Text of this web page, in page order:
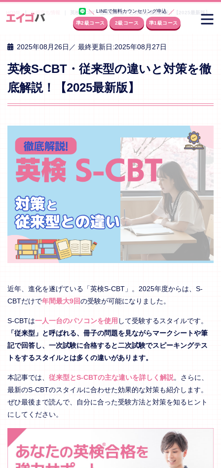
LINEで無料カウンセリング申込
準2級コース 2級コース 準1級コース
お役立ち情報 英検S-CBT・従来型の違いと対策を徹底解説！【2025最新版】
2025年08月26日／ 最終更新日:2025年08月27日
英検S-CBT・従来型の違いと対策を徹
底解説！【2025最新版】
近年、進化を遂げている「英検S-CBT」。2025年度からは、S-
CBTだけで年間最大9回の受験が可能になりました。
S-CBTは一人一台のパソコンを使用 して受験するスタイルです。
「従来型」と呼ばれる、冊子の問題を見ながらマークシートや筆
記で回答し、一次試験に合格すると二次試験でスピーキングテス
トをするスタイルとは多くの違いがあります。
本記事では、 従来型とS-CBTの主な違いを詳しく解説。さらに、
最新のS-CBTのスタイルに合わせた効果的な対策も紹介します。
ぜひ最後まで読んで、自分に合った受験方法と対策を知るヒント
にしてください。